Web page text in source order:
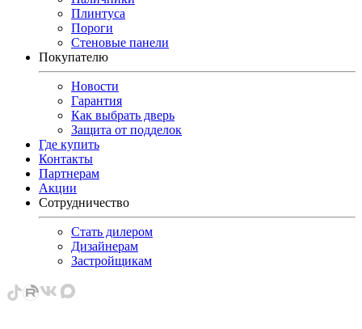
Плинтуса
Пороги
Стеновые панели
Покупателю
Новости
Гарантия
Как выбрать дверь
Защита от подделок
Где купить
Контакты
Партнерам
Акции
Сотрудничество
Стать дилером
Дизайнерам
Застройщикам